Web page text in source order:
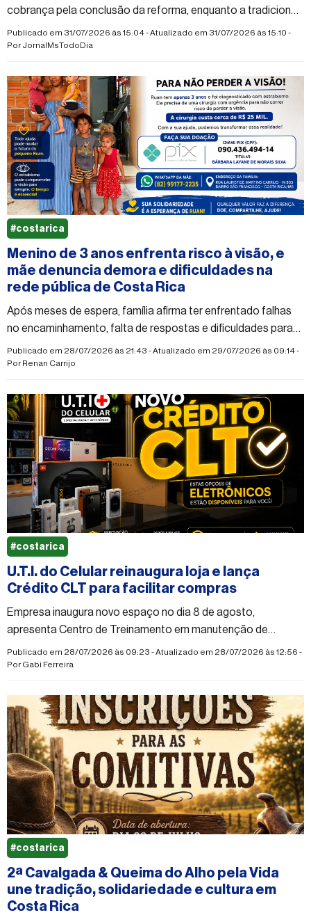
cobrança pela conclusão da reforma, enquanto a tradicional
Copa Rotary segue fora do calendário esportivo nos últimos
anos.
Publicado em 31/07/2026 às 15:04 - Atualizado em 31/07/2026 às 15:10 -
PorJornalMsTodoDia
Menino de 3 anos enfrenta risco à visão, e
mãe denuncia demora e dificuldades na
rede pública de Costa Rica
Após meses de espera, família afirma ter enfrentado falhas
no encaminhamento, falta de respostas e dificuldades para
conseguir atendimento; cirurgia é estimada em R$ 25 mil
Publicado em 28/07/2026 às 21:43 - Atualizado em 29/07/2026 às 09:14 -
PorRenan Carrijo
#costarica
U.T.I. do Celular reinaugura loja e lança
Crédito CLT para facilitar compras
Empresa inaugura novo espaço no dia 8 de agosto,
apresenta Centro de Treinamento em manutenção de
celulares e oferece linha de crédito para compra de produtos
e serviços
Publicado em 28/07/2026 às 09:23 - Atualizado em 28/07/2026 às 12:56 -
PorGabi Ferreira
#costarica
2ª Cavalgada & Queima do Alho pela Vida
une tradição, solidariedade e cultura em
Costa Rica
#costarica